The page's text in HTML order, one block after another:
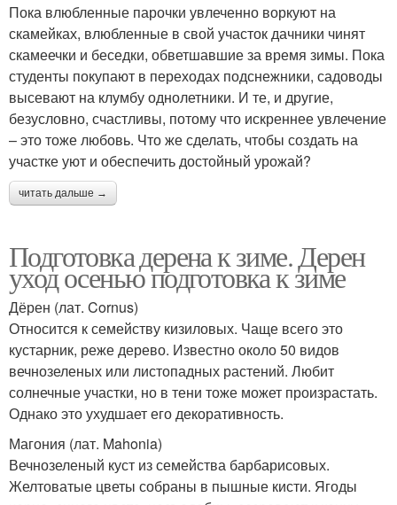
Пока влюбленные парочки увлеченно воркуют на
скамейках, влюбленные в свой участок дачники чинят
скамеечки и беседки, обветшавшие за время зимы. Пока
студенты покупают в переходах подснежники, садоводы
высевают на клумбу однолетники. И те, и другие,
безусловно, счастливы, потому что искреннее увлечение
– это тоже любовь. Что же сделать, чтобы создать на
участке уют и обеспечить достойный урожай?
читать дальше →
Подготовка дерена к зиме. Дерен
уход осенью подготовка к зиме
Дёрен (лат. Cornus)
Относится к семейству кизиловых. Чаще всего это
кустарник, реже дерево. Известно около 50 видов
вечнозеленых или листопадных растений. Любит
солнечные участки, но в тени тоже может произрастать.
Однако это ухудшает его декоративность.
Магония (лат. Mahonia)
Вечнозеленый куст из семейства барбарисовых.
Желтоватые цветы собраны в пышные кисти. Ягоды